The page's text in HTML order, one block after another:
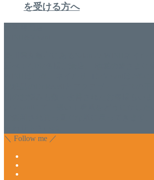
を受ける方へ
＼ Follow me ／